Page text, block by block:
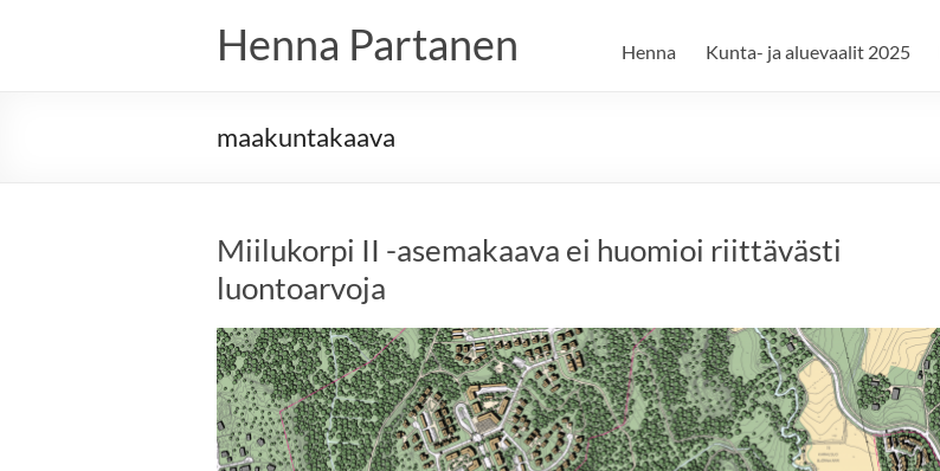
Henna Partanen Henna Kunta- ja aluevaalit 2025
maakuntakaava
Miilukorpi II -asemakaava ei huomioi riittävästi
luontoarvoja